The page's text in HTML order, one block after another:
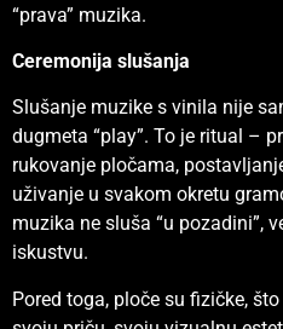
“prava” muzika.
Ceremonija slušanja
Slušanje muzike s vinila nije
dugmeta “play”. To je ritual –
rukovanje pločama,
uživanje u svakom okretu
muzika ne sluša “u pozadini”,
iskustvu.
Pored toga, ploče su fizičke,